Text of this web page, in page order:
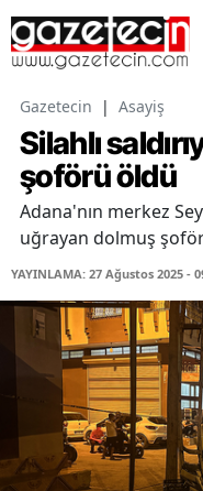
Gazetecin | Asayiş
Silahlı
şoförü öldü
Adana'nın merkez
uğrayan dolmuş
YAYINLAMA: 27 Ağustos 2025 -